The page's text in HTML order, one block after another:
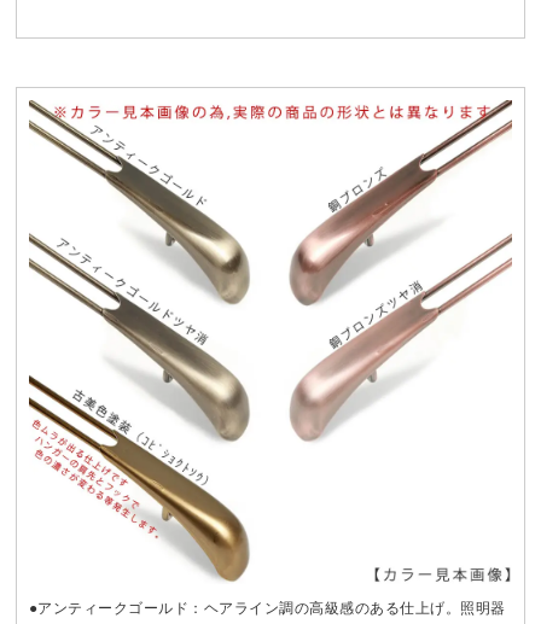
●アンティークゴールド：ヘアライン調の高級感のある仕上げ。照明器